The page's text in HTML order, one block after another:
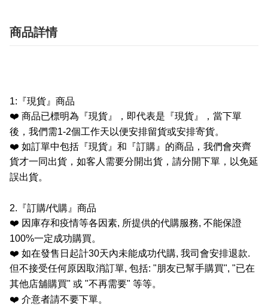
商品詳情
1: 『現貨』商品
❤️ 商品已標明為『現貨』，即代表是『現貨』，當下單
後，我們需1-2個工作天以便安排留貨或安排寄貨。
❤️ 如訂單中包括『現貨』和『訂購』的商品，我們會夾齊
貨才一同出貨，如客人需要分開出貨，請分開下單，以免延
誤出貨。
2. 『訂購/代購』商品
❤️ 因庫存和疫情等各因素, 所提供的代購服務, 不能保證
100%一定成功購買。
❤️ 如在發售日起計30天內未能成功代購, 我司會安排退款.
但不接受任何原因取消訂單, 包括: "朋友已幫手購買", "已在
其他店舖購買" 或 "不再需要" 等等。
❤️ 介意者請不要下單。